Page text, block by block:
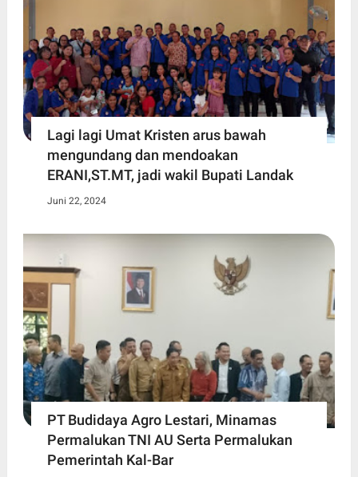
Lagi lagi Umat Kristen arus bawah
mengundang dan mendoakan
ERANI,ST.MT, jadi wakil Bupati Landak
Juni 22, 2024
PT Budidaya Agro Lestari, Minamas
Permalukan TNI AU Serta Permalukan
Pemerintah Kal-Bar